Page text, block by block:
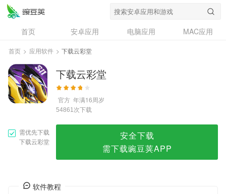
首页 安卓应用 电脑应用
MAC应用
资讯
专题
问答
首页 > 应用软件 > 下载云彩堂
下载云彩堂
官方 年满16周岁
54861次下载
需优先下载
下载云彩堂
安全下载
需下载豌豆荚APP
软件教程